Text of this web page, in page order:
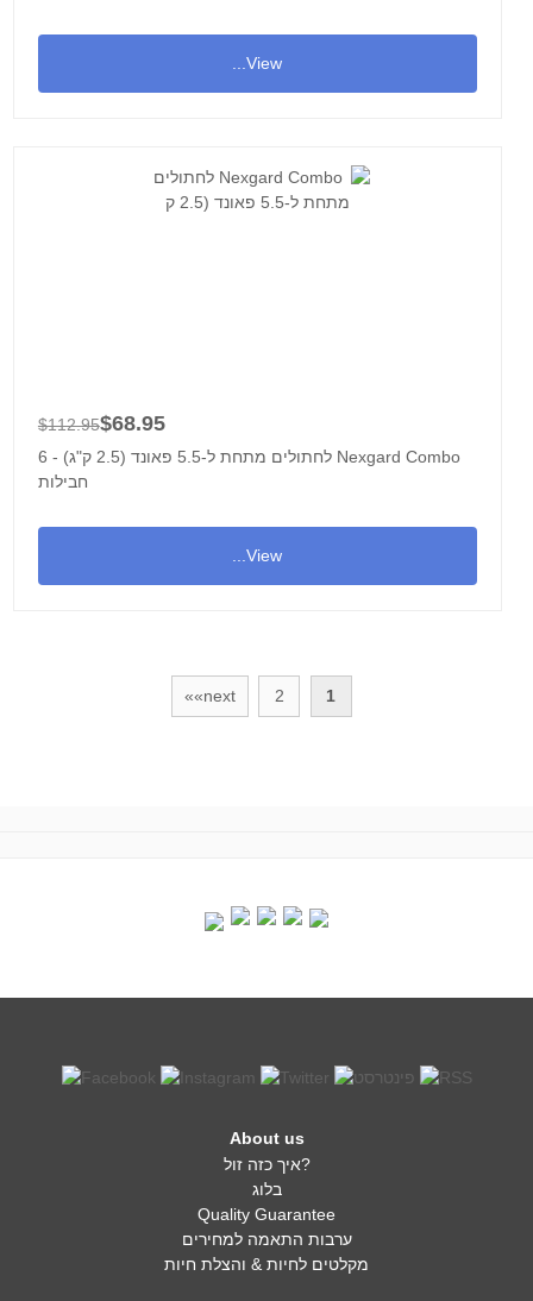
View...
$68.95
$112.95
Nexgard Combo לחתולים מתחת ל-5.5 פאונד (2.5 ק"ג) - 6
חבילות
View...
1
2
next»»
About us
איך כזה זול?
בלוג
Quality Guarantee
ערבות התאמה למחירים
מקלטים לחיות & והצלת חיות